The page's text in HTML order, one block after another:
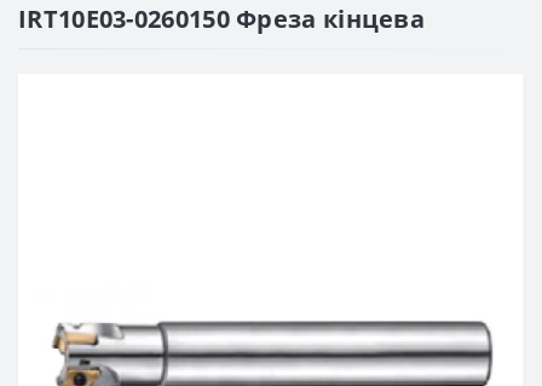
IRT10E03-0260150 Фреза кінцева